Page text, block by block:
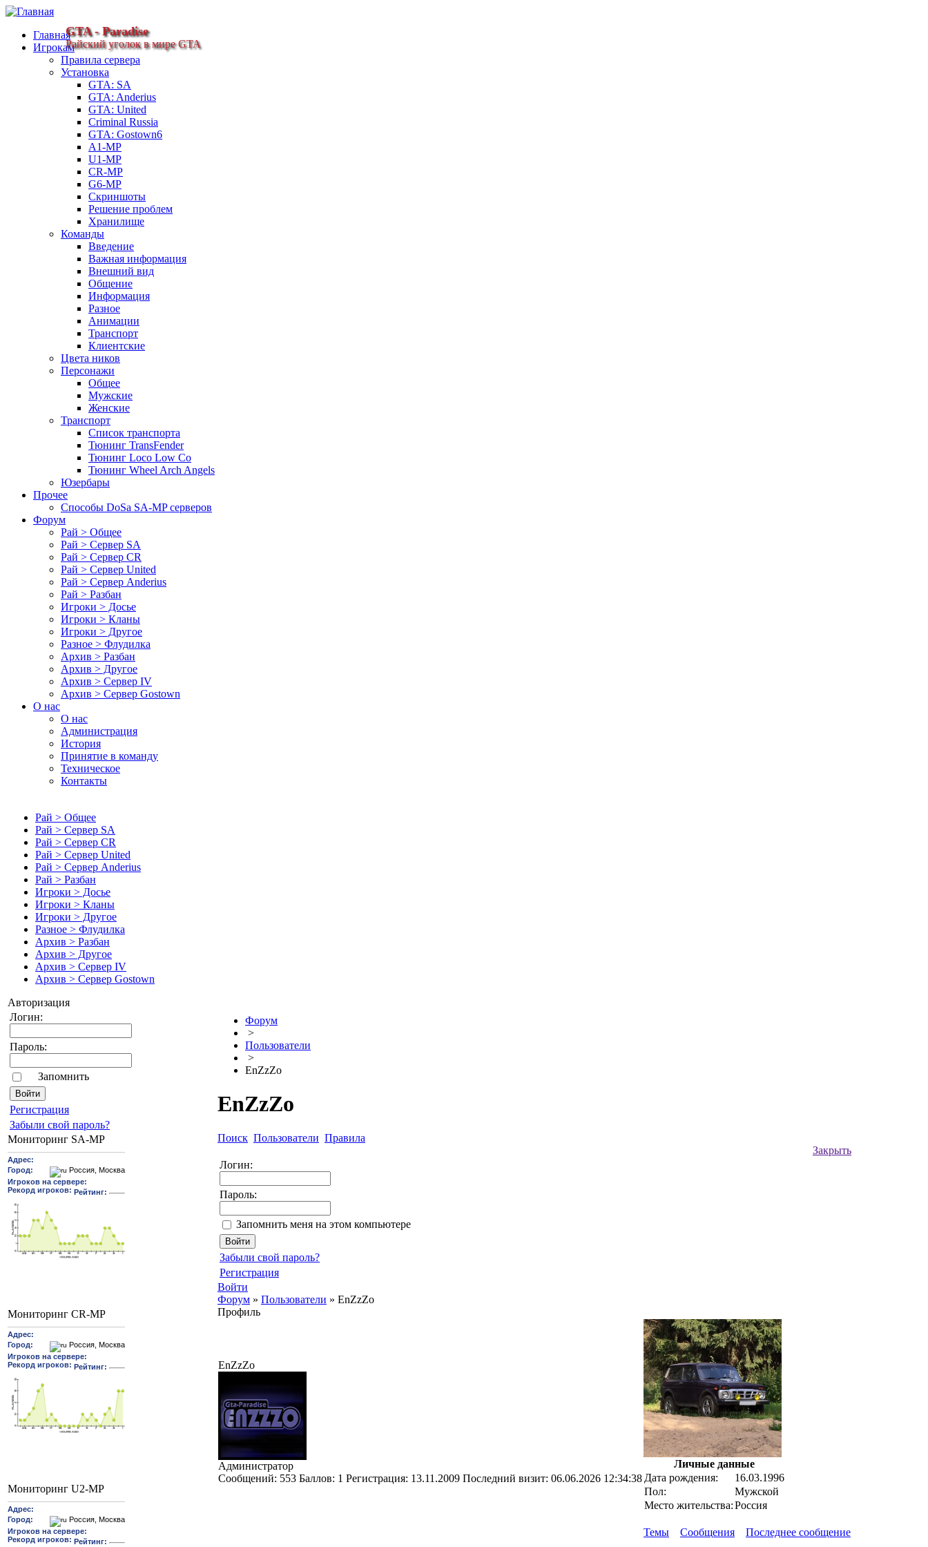
GTA - Paradise
Райский уголок в мире GTA
Главная
Игрокам
Правила сервера
Установка
GTA: SA
GTA: Anderius
GTA: United
Criminal Russia
GTA: Gostown6
A1-MP
U1-MP
CR-MP
G6-MP
Скриншоты
Решение проблем
Хранилище
Команды
Введение
Важная информация
Внешний вид
Общение
Информация
Разное
Анимации
Транспорт
Клиентские
Цвета ников
Персонажи
Общее
Мужские
Женские
Транспорт
Список транспорта
Тюнинг TransFender
Тюнинг Loco Low Co
Тюнинг Wheel Arch Angels
Юзербары
Прочее
Cпособы DoSа SA-MP серверов
Форум
Рай > Общее
Рай > Сервер SA
Рай > Сервер CR
Рай > Сервер United
Рай > Сервер Anderius
Рай > Разбан
Игроки > Досье
Игроки > Кланы
Игроки > Другое
Разное > Флудилка
Архив > Разбан
Архив > Другое
Архив > Сервер IV
Архив > Сервер Gostown
О нас
О нас
Администрация
История
Принятие в команду
Техническое
Контакты
Рай > Общее
Рай > Сервер SA
Рай > Сервер CR
Рай > Сервер United
Рай > Сервер Anderius
Рай > Разбан
Игроки > Досье
Игроки > Кланы
Игроки > Другое
Разное > Флудилка
Архив > Разбан
Архив > Другое
Архив > Сервер IV
Архив > Сервер Gostown
Авторизация
Логин:
Пароль:
Запомнить
Pегиcтрaция
Забыли свой пароль?
Мониторинг SA-MP
Мониторинг CR-MP
Мониторинг U2-MP
Форум
>
Пользователи
>
EnZzZo
EnZzZo
Поиск Пользователи Правила
Закрыть
Логин:
Пароль:
Запомнить меня на этом компьютере
Забыли свой пароль?
Регистрация
Войти
Форум » Пользователи » EnZzZo
Профиль
EnZzZo
Администратор
Cообщений: 553 Баллов: 1 Регистрация: 13.11.2009 Последний визит: 06.06.2026 12:34:38
Личные данные
Дата рождения:
16.03.1996
Пол:
Мужской
Место жительства:Россия
Темы Сообщения Последнее сообщение